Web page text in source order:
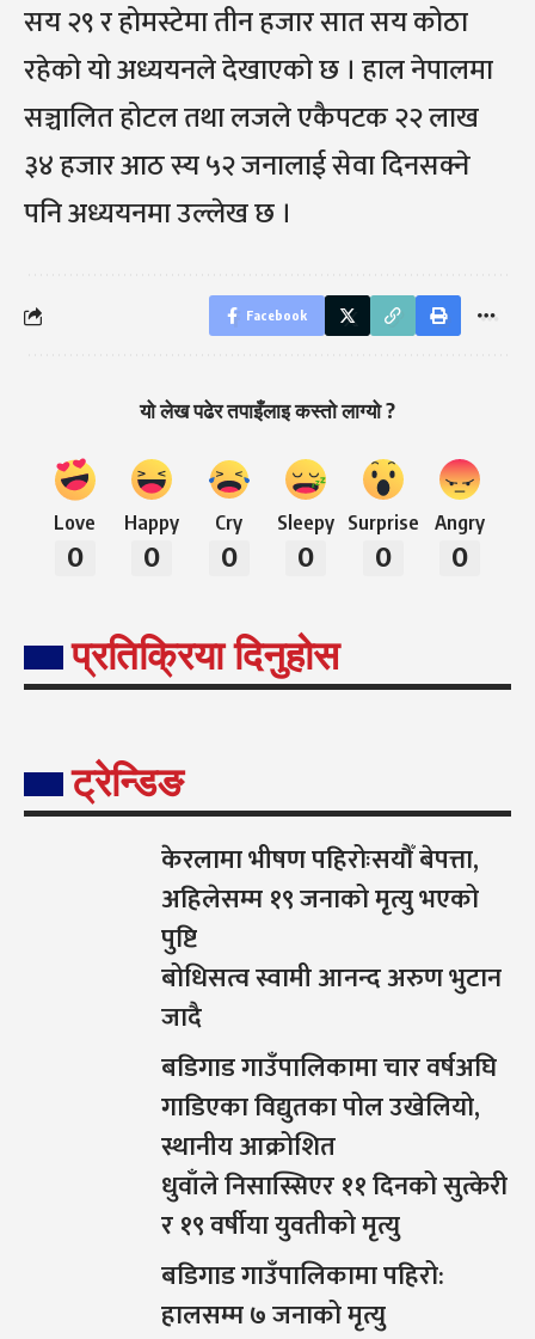
सय २९ र होमस्टेमा तीन हजार सात सय कोठा
रहेको यो अध्ययनले देखाएको छ । हाल नेपालमा
सञ्चालित होटल तथा लजले एकैपटक २२ लाख
३४ हजार आठ स्य ५२ जनालाई सेवा दिनसक्ने
पनि अध्ययनमा उल्लेख छ ।
Facebook
यो लेख पढेर तपाइँलाइ कस्तो लाग्यो ?
Love
0
Happy
0
Cry
0
Sleepy
0
Surprise
0
Angry
0
प्रतिक्रिया दिनुहोस
ट्रेन्डिङ
केरलामा भीषण पहिरोःसयौँ बेपत्ता,
अहिलेसम्म १९ जनाको मृत्यु भएको
पुष्टि
बोधिसत्व स्वामी आनन्द अरुण भुटान
जादै
बडिगाड गाउँपालिकामा चार वर्षअघि
गाडिएका विद्युतका पोल उखेलियो,
स्थानीय आक्रोशित
धुवाँले निसास्सिएर ११ दिनको सुत्केरी
र १९ वर्षीया युवतीको मृत्यु
बडिगाड गाउँपालिकामा पहिरो:
हालसम्म ७ जनाको मृत्यु